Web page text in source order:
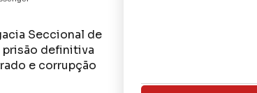
Seccional de
prisão definitiva
e corrupção